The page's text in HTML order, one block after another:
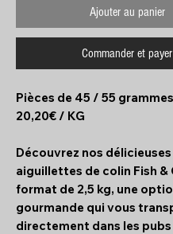
Ajouter au panier
Commander et payer
Pièces de 45 / 55
20,20€ / KG
Découvrez nos délicieuses
aiguillettes de colin Fish &
format de 2,5 kg, une
gourmande qui vous
directement dans les pubs